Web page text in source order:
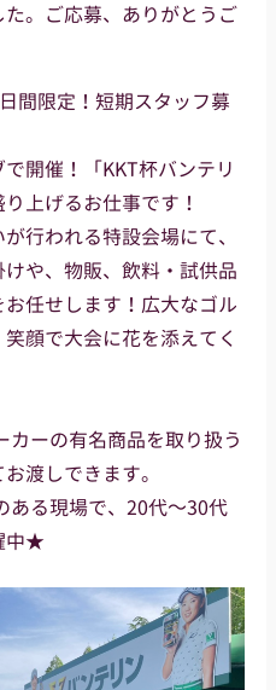
。ご応募、ありがとうご
間限定！短期スタッフ募
開催！「KKT杯バンテリ
上げるお仕事です！
行われる特設会場にて、
や、物販、飲料・試供品
任せします！広大なゴル
顔で大会に花を添えてく
ーの有名商品を取り扱う
渡しできます。
ある現場で、20代～30代
中★